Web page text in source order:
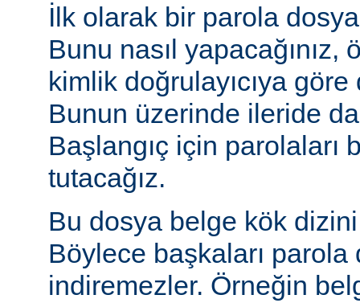
İlk olarak bir parola
Bunu nasıl
kimlik doğrulayıcıya
Bunun üzerinde ileride
Başlangıç için parolaları
tutacağız.
Bu dosya belge kök dizini
Böylece başkaları parola
indiremezler. Örneğin